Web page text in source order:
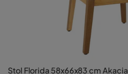
Stol Florida 58x66x83 cm Akacia